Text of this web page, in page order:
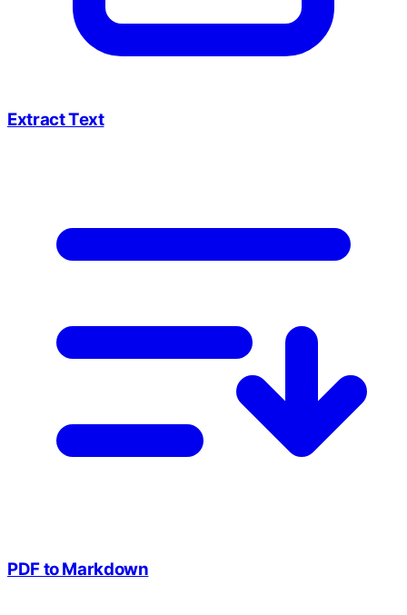
Extract Text
PDF to Markdown